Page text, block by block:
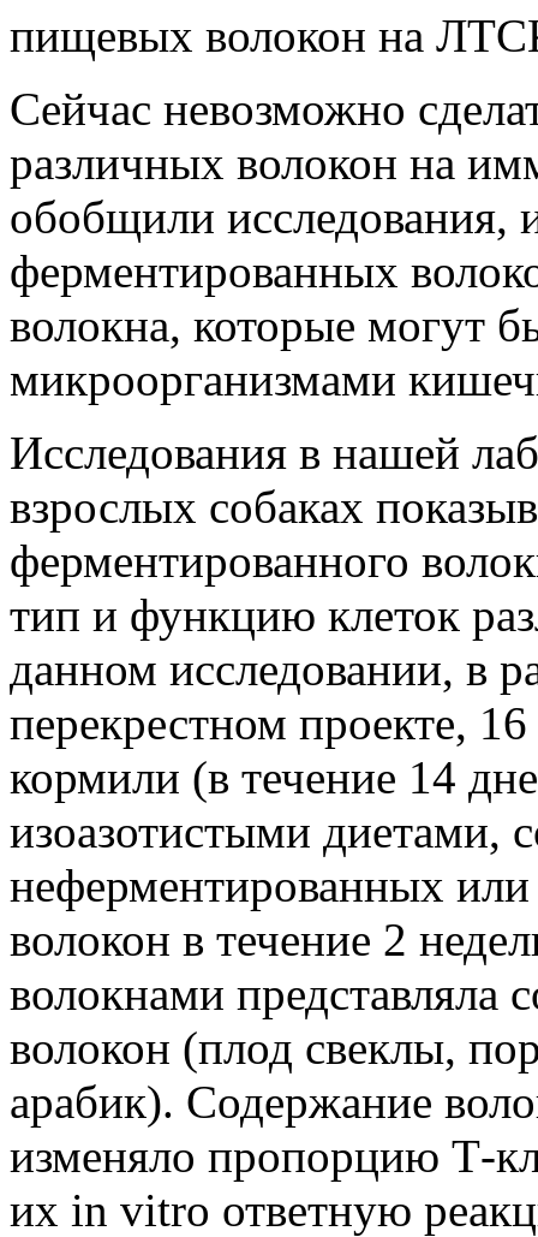
пищевых волокон на
Сейчас невозможно
различных волокон на
обобщили исследования,
ферментированных
волокна, которые могут
микроорганизмами
Исследования в нашей
взрослых собаках
ферментированного
тип и функцию клеток
данном исследовании, в
перекрестном проекте,
кормили (в течение 14
изоазотистыми диетами,
неферментированных
волокон в течение 2
волокнами представляла
волокон (плод свеклы,
арабик). Содержание
изменяло пропорцию Т-
их in vitro ответную